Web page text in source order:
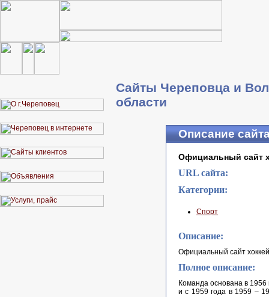
Сайты Череповца и
области
Описание
Официальный сайт
URL сайта:
Категории:
Спорт
Описание:
Официальный сайт
Полное описание:
Команда основана в 1956
и с 1959 года в 1959 –